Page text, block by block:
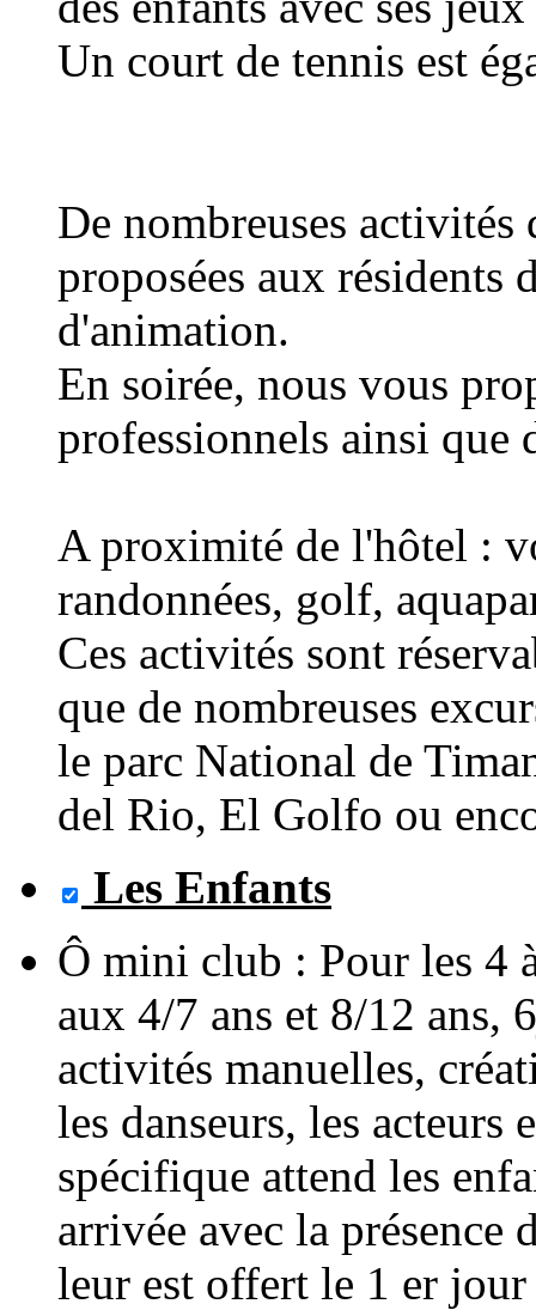
Un court de tennis est
De nombreuses
proposées aux résidents
d'animation.
En soirée, nous vous
professionnels ainsi que
A proximité de l'hôtel :
randonnées, golf,
Ces activités sont
que de nombreuses
le parc National de
del Rio, El Golfo ou
Les Enfants
Ô mini club : Pour les 4
aux 4/7 ans et 8/12 ans,
activités manuelles,
les danseurs, les
spécifique attend les
arrivée avec la présence
leur est offert le 1 er